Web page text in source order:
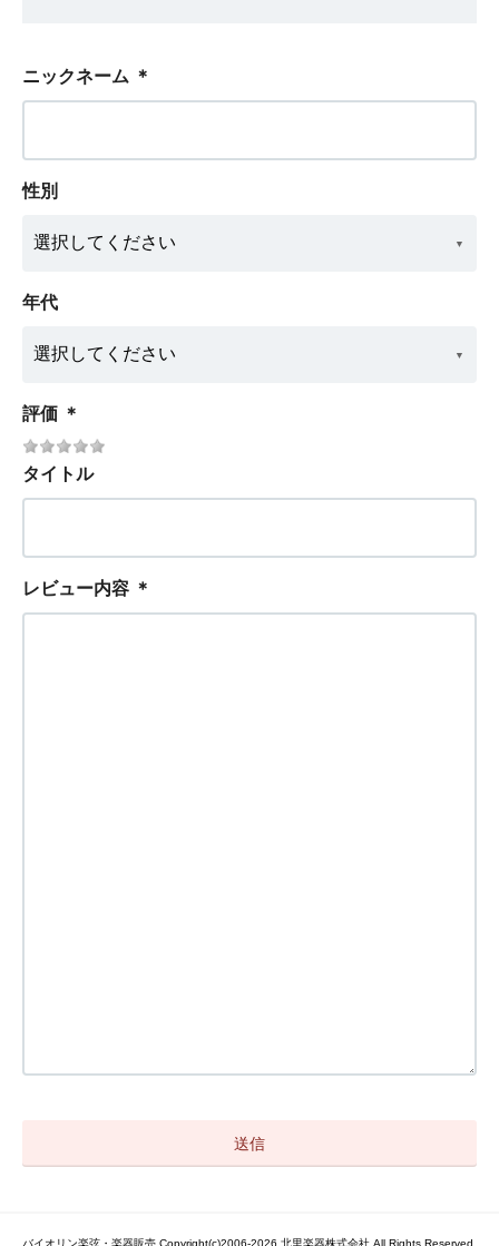
ニックネーム ＊
性別
年代
評価 ＊
タイトル
レビュー内容 ＊
バイオリン楽弦・楽器販売 Copyright(c)2006-2026 北里楽器株式会社 All Rights Reserved.